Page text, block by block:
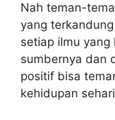
Nah teman-
yang
setiap ilmu
sumbernya dan
positif bisa
kehidupan